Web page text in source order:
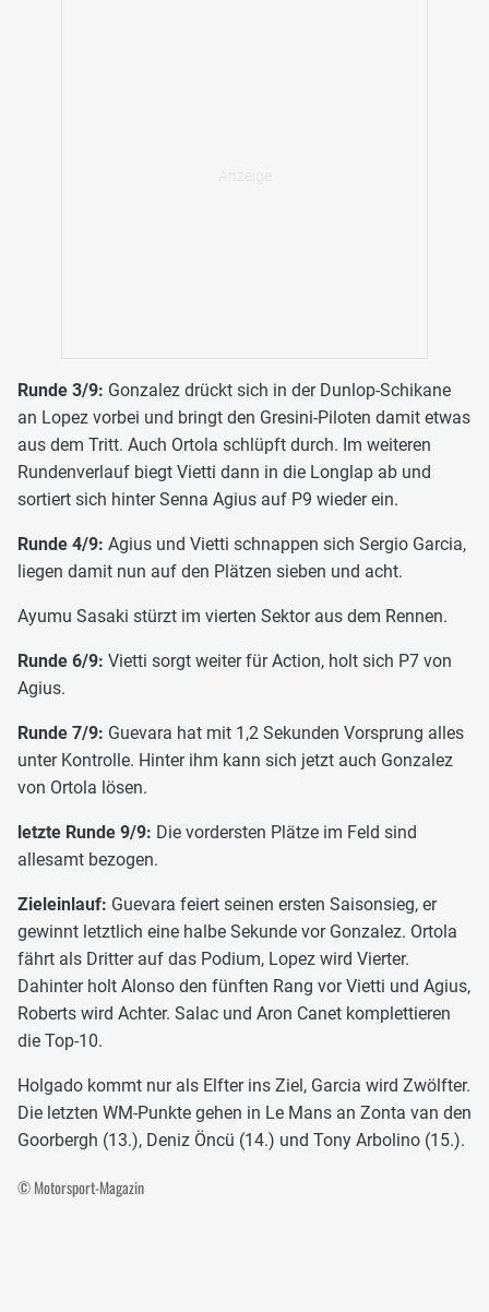
Runde 3/9: Gonzalez drückt sich in der Dunlop-Schikane
an Lopez vorbei und bringt den Gresini-Piloten damit etwas
aus dem Tritt. Auch Ortola schlüpft durch. Im weiteren
Rundenverlauf biegt Vietti dann in die Longlap ab und
sortiert sich hinter Senna Agius auf P9 wieder ein.
Runde 4/9: Agius und Vietti schnappen sich Sergio Garcia,
liegen damit nun auf den Plätzen sieben und acht.
Ayumu Sasaki stürzt im vierten Sektor aus dem Rennen.
Runde 6/9: Vietti sorgt weiter für Action, holt sich P7 von
Agius.
Runde 7/9: Guevara hat mit 1,2 Sekunden Vorsprung alles
unter Kontrolle. Hinter ihm kann sich jetzt auch Gonzalez
von Ortola lösen.
letzte Runde 9/9: Die vordersten Plätze im Feld sind
allesamt bezogen.
Zieleinlauf: Guevara feiert seinen ersten Saisonsieg, er
gewinnt letztlich eine halbe Sekunde vor Gonzalez. Ortola
fährt als Dritter auf das Podium, Lopez wird Vierter.
Dahinter holt Alonso den fünften Rang vor Vietti und Agius,
Roberts wird Achter. Salac und Aron Canet komplettieren
die Top-10.
Holgado kommt nur als Elfter ins Ziel, Garcia wird Zwölfter.
Die letzten WM-Punkte gehen in Le Mans an Zonta van den
Goorbergh (13.), Deniz Öncü (14.) und Tony Arbolino (15.).
© Motorsport-Magazin